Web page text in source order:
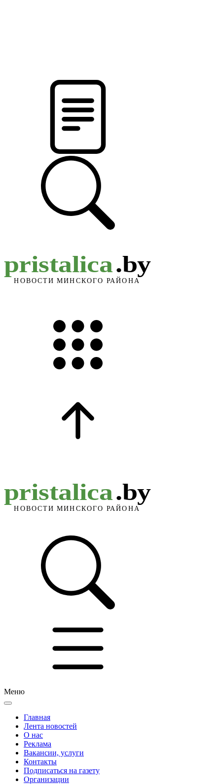
Меню
Главная
Лента новостей
О нас
Реклама
Вакансии, услуги
Контакты
Подписаться на газету
Организации